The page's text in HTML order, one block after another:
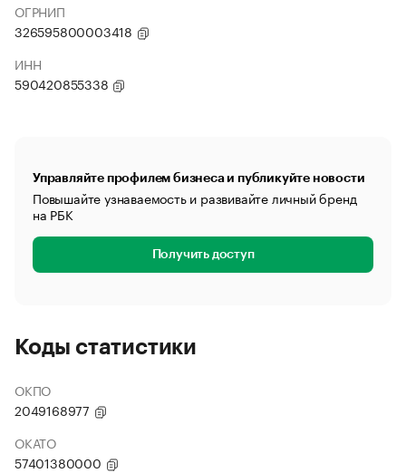
ОГРНИП
326595800003418
ИНН
590420855338
Управляйте профилем бизнеса и публикуйте новости
Повышайте узнаваемость и развивайте личный бренд
на РБК
Получить доступ
Коды статистики
ОКПО
2049168977
ОКАТО
57401380000